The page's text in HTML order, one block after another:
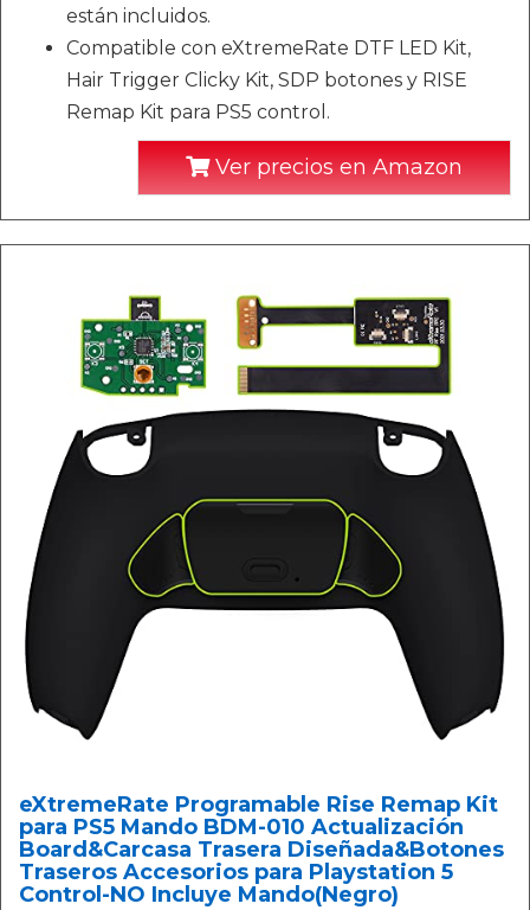
están incluidos.
Compatible con eXtremeRate DTF LED Kit,
Hair Trigger Clicky Kit, SDP botones y RISE
Remap Kit para PS5 control.
Ver precios en Amazon
eXtremeRate Programable Rise Remap Kit
para PS5 Mando BDM-010 Actualización
Board&Carcasa Trasera Diseñada&Botones
Traseros Accesorios para Playstation 5
Control-NO Incluye Mando(Negro)